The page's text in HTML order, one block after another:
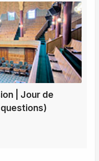
| Jour de